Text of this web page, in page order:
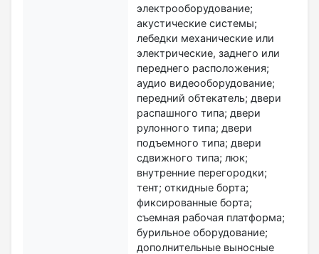
электрооборудование;
акустические системы;
лебедки механические или
электрические, заднего или
переднего расположения;
аудио видеооборудование;
передний обтекатель; двери
распашного типа; двери
рулонного типа; двери
подъемного типа; двери
сдвижного типа; люк;
внутренние перегородки;
тент; откидные борта;
фиксированные борта;
съемная рабочая платформа;
бурильное оборудование;
дополнительные выносные